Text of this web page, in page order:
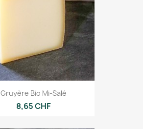
Gruyère Bio Mi-Salé
8,65 CHF